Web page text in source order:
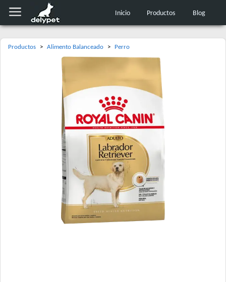
Inicio Productos Blog
Productos > Alimento Balanceado > Perro